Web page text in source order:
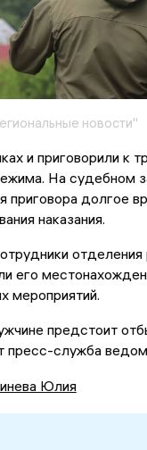
новости"
и приговорили к
На судебном
приговора долгое
наказания.
его
мероприятий.
предстоит
пресс-служба
Юлия